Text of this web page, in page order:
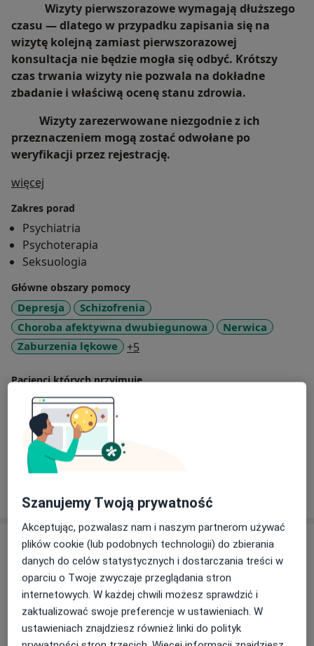
Wizyty pierwszorazowe wymagają dłuższego
czasu — dlatego w przypadku zapisania się na
wizytę kolejną zamiast pierwszorazowej
konsultacja nie będzie mogła się odbyć. Krótszy
czas trwania wizyty nie pozwala na dokładne
zbadanie i właściwą ocenę stanu zdrowia.
Wizyty zarezerwowane niezgodnie z ich
przeznaczeniem mogą zostać odwołane po
weryfikacji przez rejestrację.
więcej
Zakres porad
Psychiatria
Psychoterapia
Seksuologia
Główne obszary pomocy
Depresja
Schizofrenia
Choroba afektywna dwubiegunowa
Nerwica
Zaburzenia lękowe
+5
Pacjenci których przyjmuję
Dorośli
Rodzaje konsultacji
StacjonarneZobacz lokalizacje (2)
o doświadczeniu
Usługi i ceny
Konsultacja psychiatryczna (kolejna
wizyta)
300 zł - 380 zł Szczegóły
Umów wizytę
Konsultacja psychiatryczna
Szanujemy Twoją prywatność
Akceptując, pozwalasz nam i naszym partnerom używać
plików cookie (lub podobnych technologii) do zbierania
danych do celów statystycznych i dostarczania treści w
oparciu o Twoje zwyczaje przeglądania stron
internetowych. W każdej chwili możesz sprawdzić i
zaktualizować swoje preferencje w ustawieniach. W
ustawieniach znajdziesz również linki do polityk